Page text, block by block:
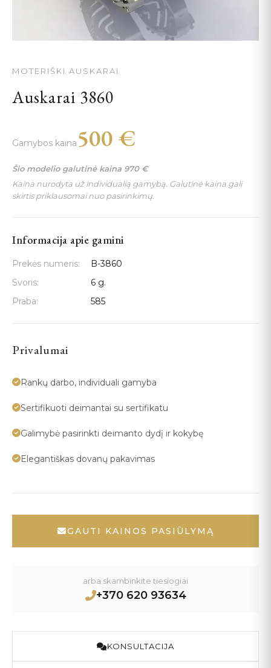
MOTERIŠKI AUSKARAI
Auskarai 3860
Gamybos kaina 500 €
Šio modelio galutinė kaina 970 €
Kaina nurodyta už individualią gamybą. Galutinė kaina gali
skirtis priklausomai nuo pasirinkimų.
Informacija apie gamini
Prekės numeris:
B-3860
Svoris:
6 g.
Praba:
585
Privalumai
Rankų darbo, individuali gamyba
Sertifikuoti deimantai su sertifikatu
Galimybė pasirinkti deimanto dydį ir kokybę
Elegantiškas dovanų pakavimas
GAUTI KAINOS PASIŪLYMĄ
arba skambinkite tiesiogiai
+370 620 93634
KONSULTACIJA